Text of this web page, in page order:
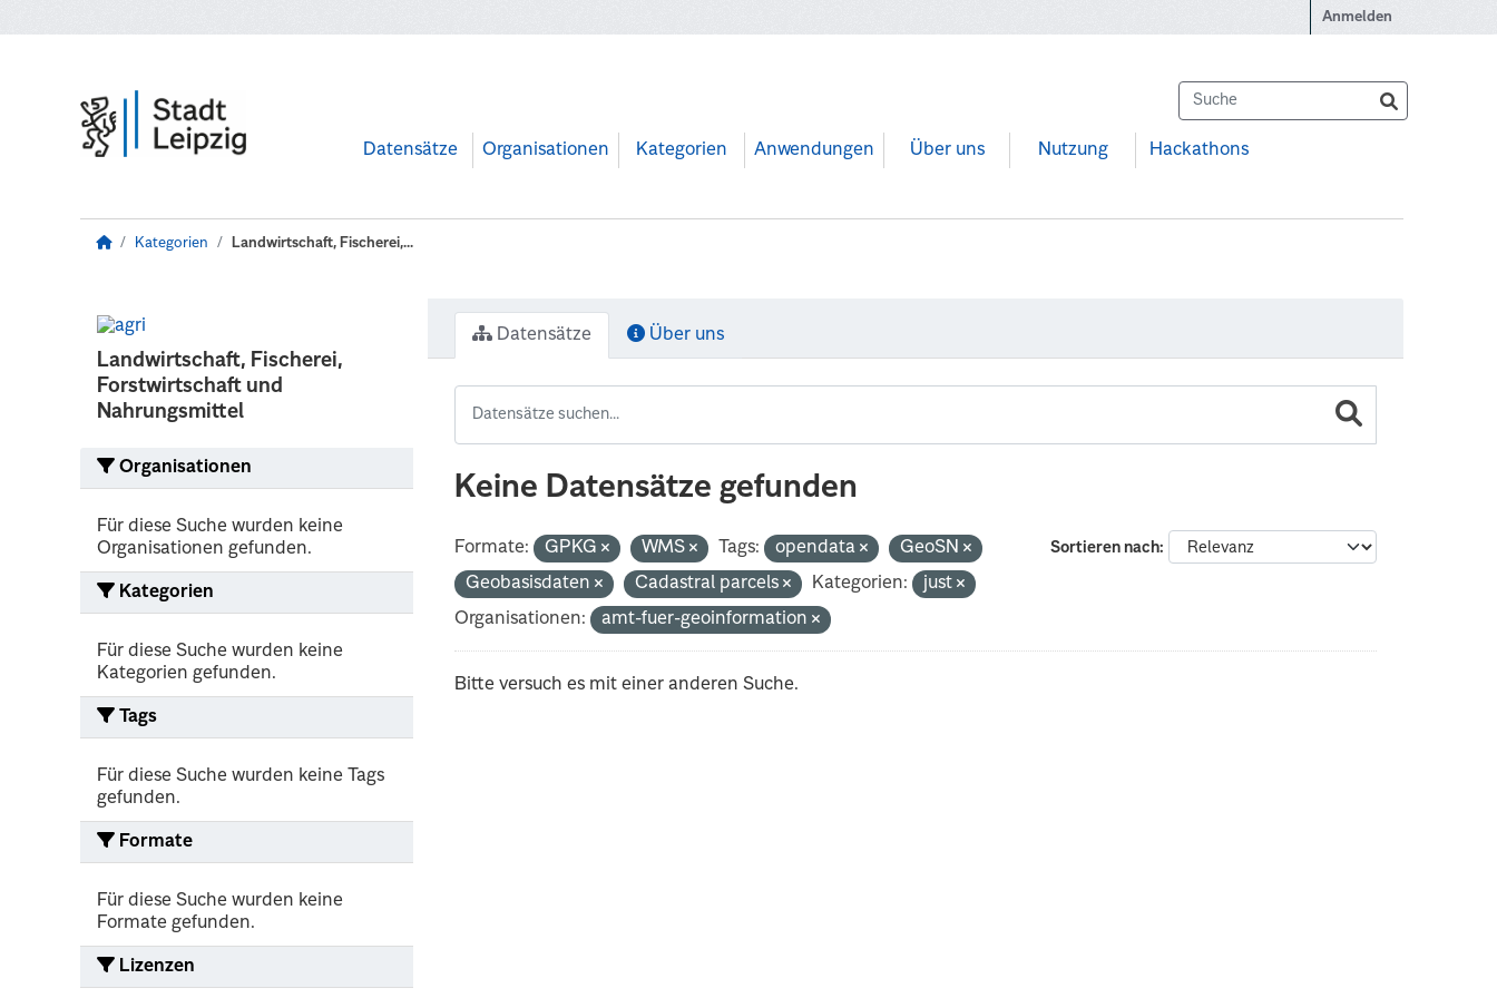
Anmelden
Datensätze Organisationen Kategorien Anwendungen Über uns Nutzung Hackathons
Kategorien Landwirtschaft, Fischerei,...
Landwirtschaft, Fischerei,
Forstwirtschaft und
Nahrungsmittel
Organisationen
Für diese Suche wurden keine
Organisationen gefunden.
Kategorien
Für diese Suche wurden keine
Kategorien gefunden.
Tags
Für diese Suche wurden keine Tags
gefunden.
Formate
Für diese Suche wurden keine
Formate gefunden.
Lizenzen
Datensätze Über uns
Keine Datensätze gefunden
Sortieren nach
Formate: GPKG WMS Tags: opendata
GeoSN
Geobasisdaten
Cadastral parcels Kategorien:
just
Organisationen:
amt-fuer-geoinformation
Bitte versuch es mit einer anderen Suche.